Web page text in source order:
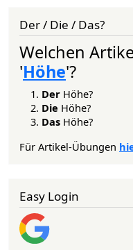
Der / Die / Das?
Welchen
'Höhe'?
Der Höhe?
Die Höhe?
Das Höhe?
Für Artikel-Übungen
Easy Login